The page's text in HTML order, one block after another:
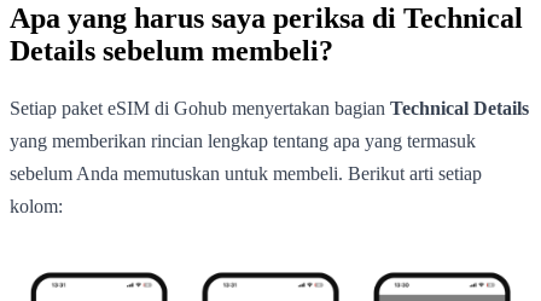
Apa yang harus saya periksa di Technical
Details sebelum membeli?
Setiap paket eSIM di Gohub menyertakan bagian Technical Details
yang memberikan rincian lengkap tentang apa yang termasuk
sebelum Anda memutuskan untuk membeli. Berikut arti setiap
kolom: